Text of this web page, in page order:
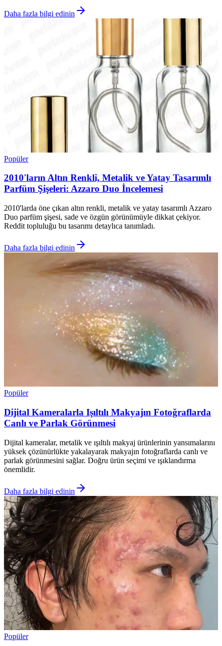
Daha fazla bilgi edinin
Popüler
2010'ların Altın Renkli, Metalik ve Yatay Tasarımlı
Parfüm Şişeleri: Azzaro Duo İncelemesi
2010'larda öne çıkan altın renkli, metalik ve yatay tasarımlı Azzaro
Duo parfüm şişesi, sade ve özgün görünümüyle dikkat çekiyor.
Reddit topluluğu bu tasarımı detaylıca tanımladı.
Daha fazla bilgi edinin
Popüler
Dijital Kameralarla Işıltılı Makyajın Fotoğraflarda
Canlı ve Parlak Görünmesi
Dijital kameralar, metalik ve ışıltılı makyaj ürünlerinin yansımalarını
yüksek çözünürlükte yakalayarak makyajın fotoğraflarda canlı ve
parlak görünmesini sağlar. Doğru ürün seçimi ve ışıklandırma
önemlidir.
Daha fazla bilgi edinin
Popüler